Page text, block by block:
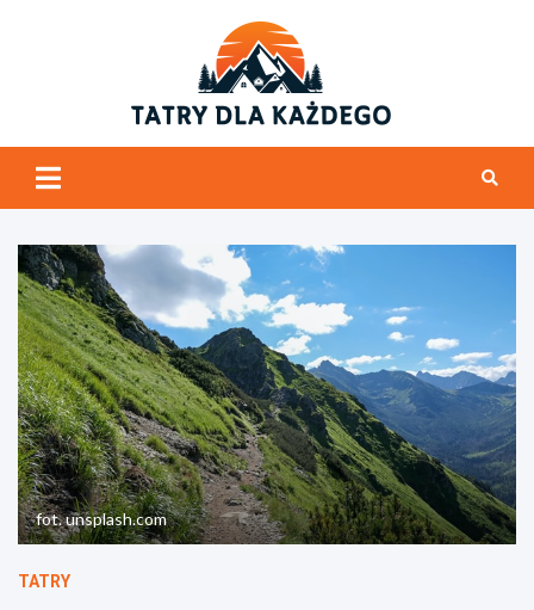
fot. unsplash.com
TATRY